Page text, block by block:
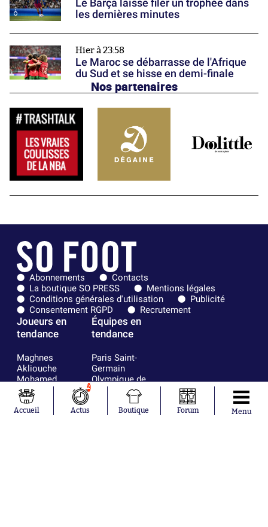
Le Barça laisse filer un trophée dans
les dernières minutes
Hier à 23:58
Le Maroc se débarrasse de l'Afrique
du Sud et se hisse en demi-finale
Nos partenaires
Abonnements
Contacts
La boutique SO PRESS
Mentions légales
Conditions générales d'utilisation
Publicité
Consentement RGPD
Recrutement
Joueurs en
tendance
Maghnes
Akliouche
Mohamed
Salah
Lionel Messi
Ferrán Torres
Équipes en
tendance
Paris Saint-
Germain
Olympique de
Marseille
Real Madrid
Accueil
2
Actus Boutique Forum Menu